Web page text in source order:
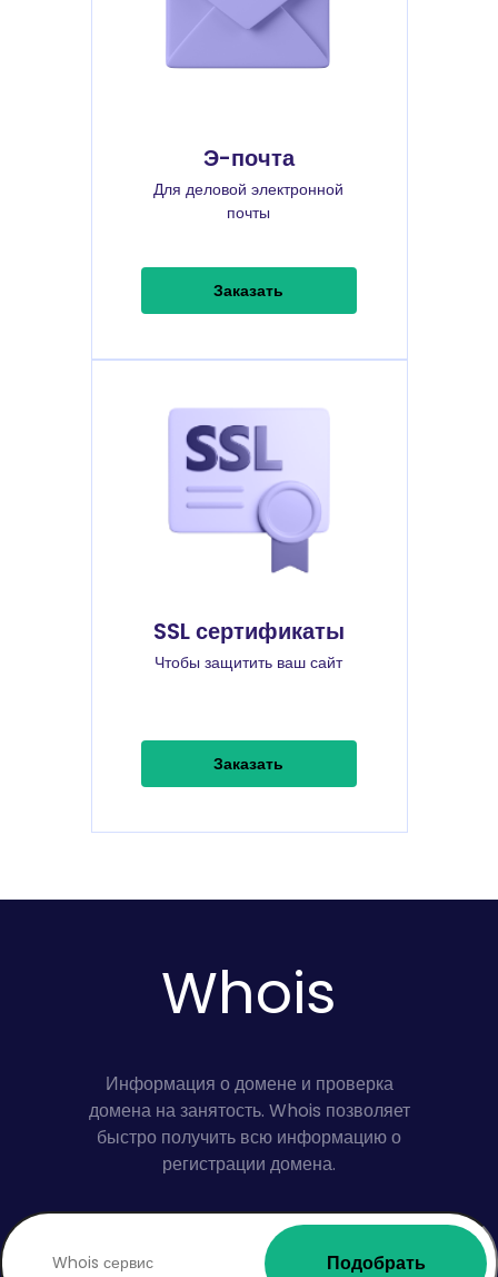
Э-почта
Для деловой электронной
почты
Заказать
SSL сертификаты
Чтобы защитить ваш сайт
Заказать
Whois
Информация о домене и проверка
домена на занятость. Whois позволяет
быстро получить всю информацию о
регистрации домена.
Подобрать